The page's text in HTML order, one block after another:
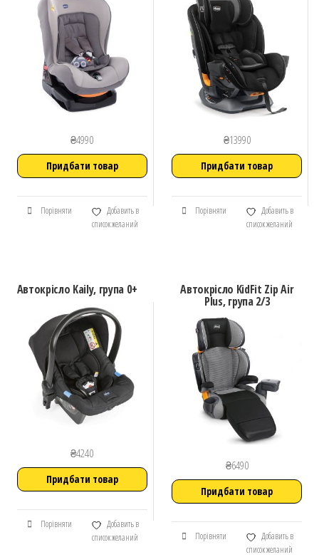
₴4990
Придбати товар
Порівняти
Добавить в
список желаний
₴13990
Придбати товар
Порівняти
Добавить в
список желаний
Автокрісло Kaily, група 0+
₴4240
Придбати товар
Порівняти
Добавить в
список желаний
Автокрісло KidFit Zip Air
Plus, група 2/3
₴6490
Придбати товар
Порівняти
Добавить в
список желаний